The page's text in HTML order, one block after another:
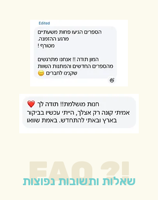
FAQ ?!
שאלות ותשובות נפוצות